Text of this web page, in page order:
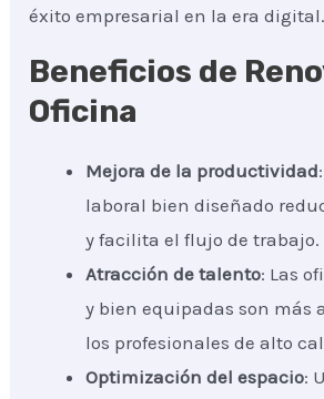
éxito empresarial en la era digital.
Beneficios de
Oficina
Mejora de la productividad
laboral bien diseñado
y facilita el flujo de trabajo.
Atracción de talento: Las
y bien equipadas son más
los profesionales de alto
Optimización del espacio: